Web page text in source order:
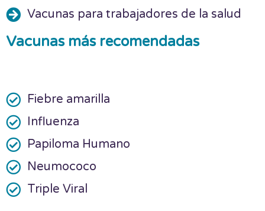
Vacunas para trabajadores de la salud
Vacunas más recomendadas
Fiebre amarilla
Influenza
Papiloma Humano
Neumococo
Triple Viral